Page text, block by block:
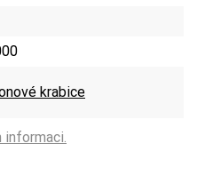
krabice
informaci.